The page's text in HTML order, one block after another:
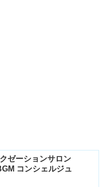
ゼーションサロン
コンシェルジュ